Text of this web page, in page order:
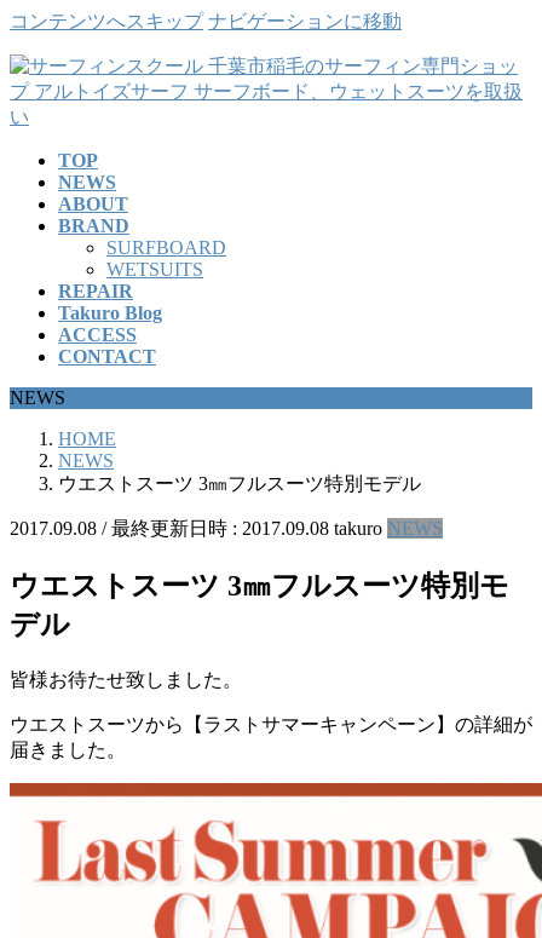
コンテンツへスキップ ナビゲーションに移動
TOP
NEWS
ABOUT
BRAND
SURFBOARD
WETSUITS
REPAIR
Takuro Blog
ACCESS
CONTACT
NEWS
HOME
NEWS
ウエストスーツ 3㎜フルスーツ特別モデル
2017.09.08 / 最終更新日時 : 2017.09.08 takuro NEWS
ウエストスーツ 3㎜フルスーツ特別モ
デル
皆様お待たせ致しました。
ウエストスーツから【ラストサマーキャンペーン】の詳細が
届きました。